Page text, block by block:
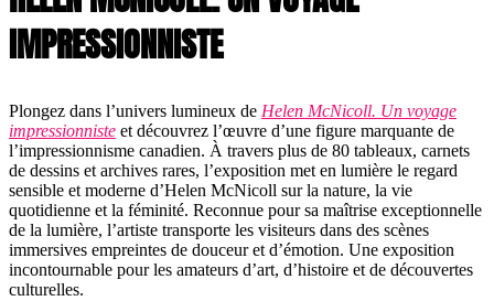
IMPRESSIONNISTE
Plongez dans l’univers lumineux de Helen McNicoll. Un voyage
impressionniste et découvrez l’œuvre d’une figure marquante de
l’impressionnisme canadien. À travers plus de 80 tableaux, carnets
de dessins et archives rares, l’exposition met en lumière le regard
sensible et moderne d’Helen McNicoll sur la nature, la vie
quotidienne et la féminité. Reconnue pour sa maîtrise exceptionnelle
de la lumière, l’artiste transporte les visiteurs dans des scènes
immersives empreintes de douceur et d’émotion. Une exposition
incontournable pour les amateurs d’art, d’histoire et de découvertes
culturelles.